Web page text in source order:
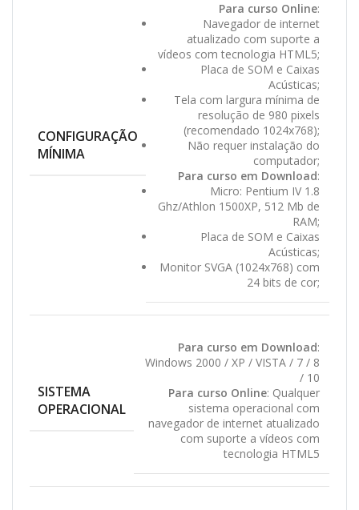
CONFIGURAÇÃO
MÍNIMA
Para curso Online:
Navegador de internet
atualizado com suporte a
vídeos com tecnologia HTML5;
Placa de SOM e Caixas
Acústicas;
Tela com largura mínima de
resolução de 980 pixels
(recomendado 1024x768);
Não requer instalação do
computador;
Para curso em Download:
Micro: Pentium IV 1.8
Ghz/Athlon 1500XP, 512 Mb de
RAM;
Placa de SOM e Caixas
Acústicas;
Monitor SVGA (1024x768) com
24 bits de cor;
SISTEMA
OPERACIONAL
Para curso em Download:
Windows 2000 / XP / VISTA / 7 / 8
/ 10
Para curso Online: Qualquer
sistema operacional com
navegador de internet atualizado
com suporte a vídeos com
tecnologia HTML5